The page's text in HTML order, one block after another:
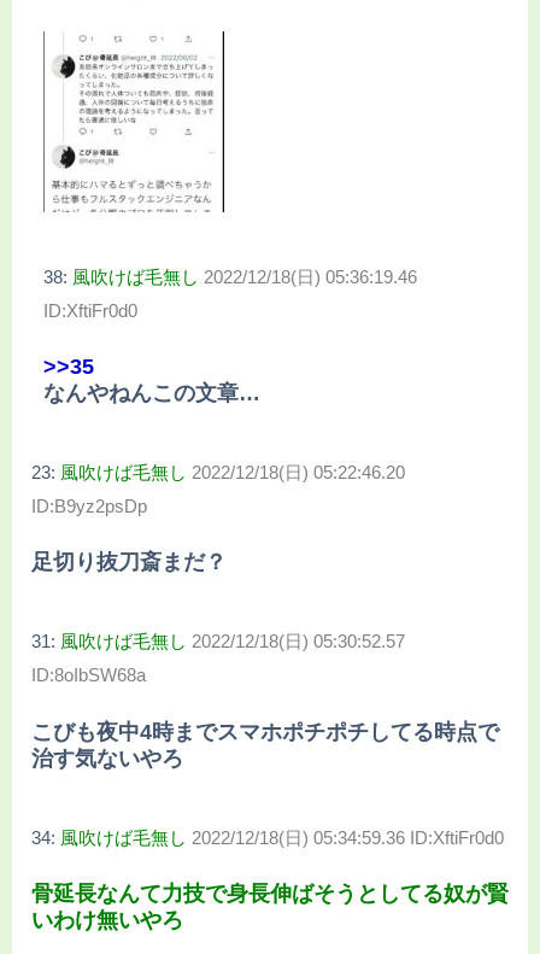
38: 風吹けば毛無し 2022/12/18(日) 05:36:19.46
ID:XftiFr0d0
>>35
なんやねんこの文章…
23: 風吹けば毛無し 2022/12/18(日) 05:22:46.20
ID:B9yz2psDp
足切り抜刀斎まだ？
31: 風吹けば毛無し 2022/12/18(日) 05:30:52.57
ID:8oIbSW68a
こびも夜中4時までスマホポチポチしてる時点で
治す気ないやろ
34: 風吹けば毛無し 2022/12/18(日) 05:34:59.36 ID:XftiFr0d0
骨延長なんて力技で身長伸ばそうとしてる奴が賢
いわけ無いやろ